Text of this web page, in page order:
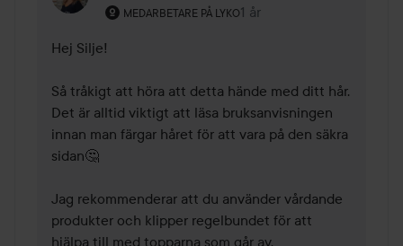
MEDARBETARE PÅ LYKO
Användarens roll: Medarbetare på Lyko.
1 år
Kommentaren lades 1 år
Hej Silje!
Så tråkigt att höra att detta hände med ditt hår.
Det är alltid viktigt att läsa bruksanvisningen
innan man färgar håret för att vara på den säkra
sidan🤔
Jag rekommenderar att du använder vårdande
produkter och klipper regelbundet för att
hjälpa till med topparna som går av.